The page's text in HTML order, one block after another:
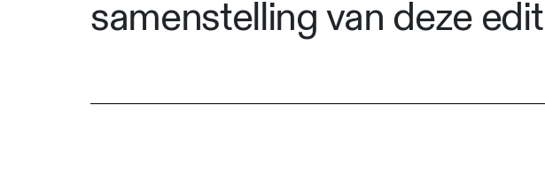
samenstelling van deze